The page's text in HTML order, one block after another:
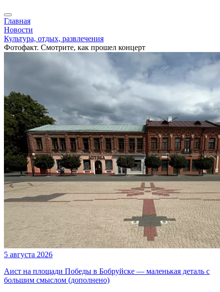
Главная
Новости
Культура, отдых, развлечения
Фотофакт. Смотрите, как прошел концерт
5 августа 2026
Аист на площади Победы в Бобруйске — маленькая деталь с
большим смыслом (дополнено)